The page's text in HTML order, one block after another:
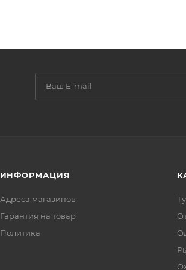
ИНФОРМАЦИЯ
Адреса магазинов
Гарантия на товар
Политика